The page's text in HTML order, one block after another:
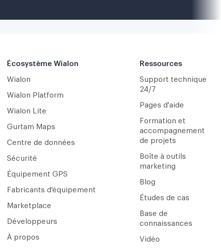
Écosystème Wialon
Wialon
Wialon Platform
Wialon Lite
Gurtam Maps
Centre de données
Sécurité
Équipement GPS
Fabricants d'équipement
Marketplace
Développeurs
À propos
Ressources
Support technique
24/7
Pages d'aide
Formation et
accompagnement
de projets
Boîte à outils
marketing
Blog
Études de cas
Base de
connaissances
Vidéo